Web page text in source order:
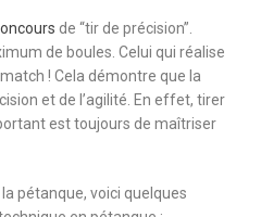
de “tir de précision”.
de boules. Celui qui réalise
! Cela démontre que la
et de l’agilité. En effet, tirer
est toujours de maîtriser
pétanque, voici quelques